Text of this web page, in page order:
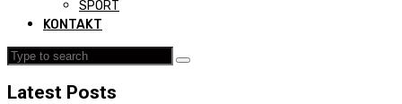
SPORT
KONTAKT
Latest Posts